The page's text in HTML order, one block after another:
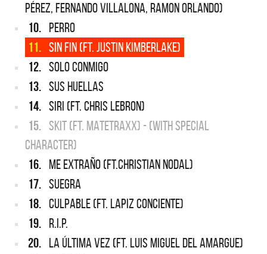
PÉREZ, FERNANDO VILLALONA, RAMON ORLANDO)
10. PERRO
11. SIN FIN (FT. JUSTIN KIMBERLAKE)
12. SOLO CONMIGO
13. SUS HUELLAS
14. SIRI (FT. CHRIS LEBRON)
15. SKIT (FT. MATETRAXX) - (WITH SPECIAL
CHARACTER)
16. ME EXTRAÑO (FT.CHRISTIAN NODAL)
17. SUEGRA
18. CULPABLE (FT. LAPIZ CONCIENTE)
19. R.I.P.
20. LA ÚLTIMA VEZ (FT. LUIS MIGUEL DEL AMARGUE)